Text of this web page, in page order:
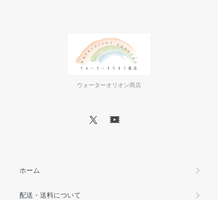
ウォーターオリオン商店
ホーム
配送・送料について